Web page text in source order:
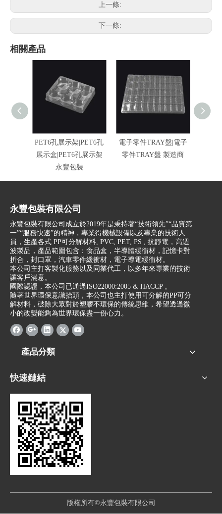
上一條:
下一條:
相關產品
PET6孔展示架|PET6孔
展示盒|PET6孔展示架
永豐包裝
電子零件TRAY盤|電子
零件TRAY盤 製造商
永豐包裝有限公司
永豐包裝有限公司成立於2019年是秉持著“技術領先”“品質第
一”“服務快速”的精神，專業得機械設備以及專業的技術人
員，生產各式 PP可分解材料, PVC, PET, PS , 抗靜電，高週
波製品，產品範圍包含：食品盒，半導體緩衝材，記憶卡對
折合，封口罩，汽車零件緩衝材，電子導電緩衝材。
本公司主打客製化服務以及同業代工，以多年來專業的技術
讓客戶滿意。
國際認證，本公司已通過ISO22000:2005 & HACCP 。
隨著世界環保意識抬頭，本公司也主打使用可分解的PP可分
解材料，破除大眾對於塑膠不環保的傳統思維，希望透過微
小的改變能夠為世界環保盡一份心力。
產品分類
快速鏈結
版權所有©永豐包裝有限公司